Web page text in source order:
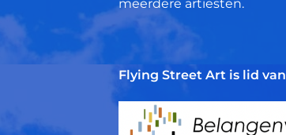
meerdere artiesten.
Flying Street Art is lid van